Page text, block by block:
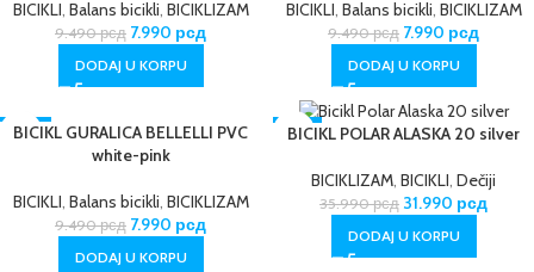
BICIKLI, Balans bicikli, BICIKLIZAM
9.490рсд 7.990 рсд
DODAJ U KORPU
BICIKLI, Balans bicikli, BICIKLIZAM
9.490рсд 7.990 рсд
DODAJ U KORPU
-16%
BICIKL GURALICA BELLELLI PVC
white-pink
BICIKLI, Balans bicikli, BICIKLIZAM
9.490рсд 7.990 рсд
DODAJ U KORPU
-11%
BICIKL POLAR ALASKA 20 silver
BICIKLIZAM, BICIKLI, Dečiji
35.990рсд 31.990 рсд
DODAJ U KORPU